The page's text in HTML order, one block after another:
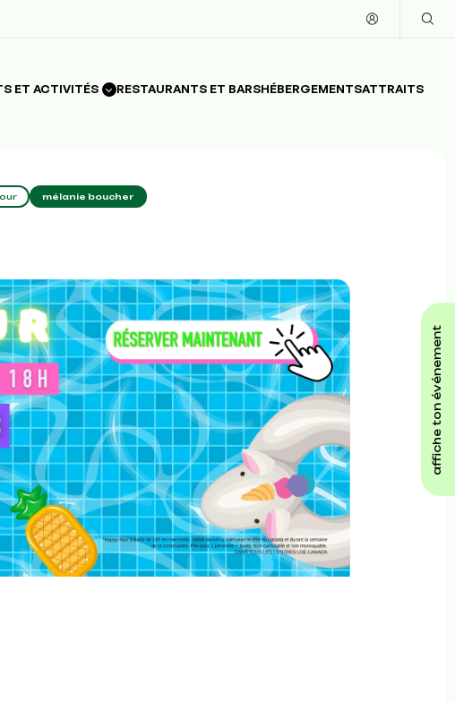
ET ACTIVITÉS RESTAURANTS ET BARSHÉBERGEMENTSATTRAITS
affiche ton événement
mélanie boucher